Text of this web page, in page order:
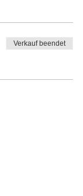
Verkauf beendet